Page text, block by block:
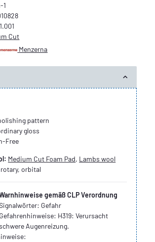
1
Cut
Menzerna
pattern
gloss
Free
Medium Cut Foam Pad, Lambs wool
rotary, orbital
gemäß CLP Verordnung
Gefahr
Gefahrenhinweise: H319: Verursacht
Augenreizung.